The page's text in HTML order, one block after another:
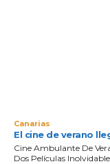
Canarias
El cine de verano
Cine Ambulante De
Dos Películas